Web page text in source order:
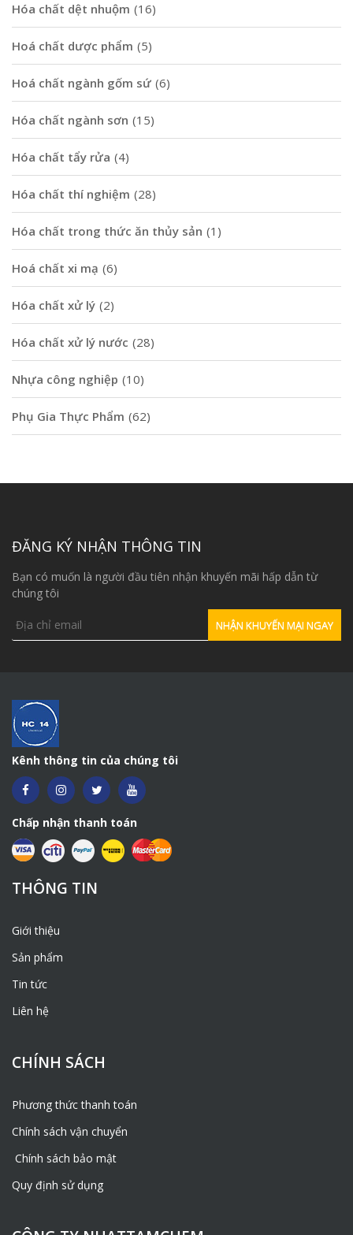
Hóa chất dệt nhuộm (16)
Hoá chất dược phẩm (5)
Hoá chất ngành gốm sứ (6)
Hóa chất ngành sơn (15)
Hóa chất tẩy rửa (4)
Hóa chất thí nghiệm (28)
Hóa chất trong thức ăn thủy sản (1)
Hoá chất xi mạ (6)
Hóa chất xử lý (2)
Hóa chất xử lý nước (28)
Nhựa công nghiệp (10)
Phụ Gia Thực Phẩm (62)
ĐĂNG KÝ NHẬN THÔNG TIN
Bạn có muốn là người đầu tiên nhận khuyến mãi hấp dẫn từ
chúng tôi
Kênh thông tin của chúng tôi
Chấp nhận thanh toán
THÔNG TIN
Giới thiệu
Sản phẩm
Tin tức
Liên hệ
CHÍNH SÁCH
Phương thức thanh toán
Chính sách vận chuyển
Chính sách bảo mật
Quy định sử dụng